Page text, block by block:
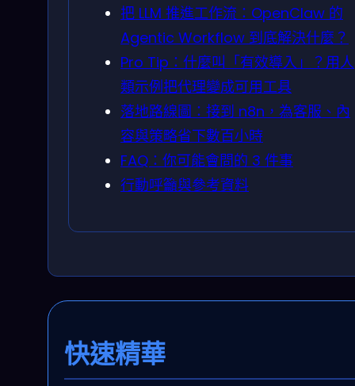
把 LLM 推進工作流：OpenClaw 的
Agentic Workflow 到底解決什麼？
Pro Tip：什麼叫「有效導入」？用人
類示例把代理變成可用工具
落地路線圖：接到 n8n，為客服、內
容與策略省下數百小時
FAQ：你可能會問的 3 件事
行動呼籲與參考資料
快速精華